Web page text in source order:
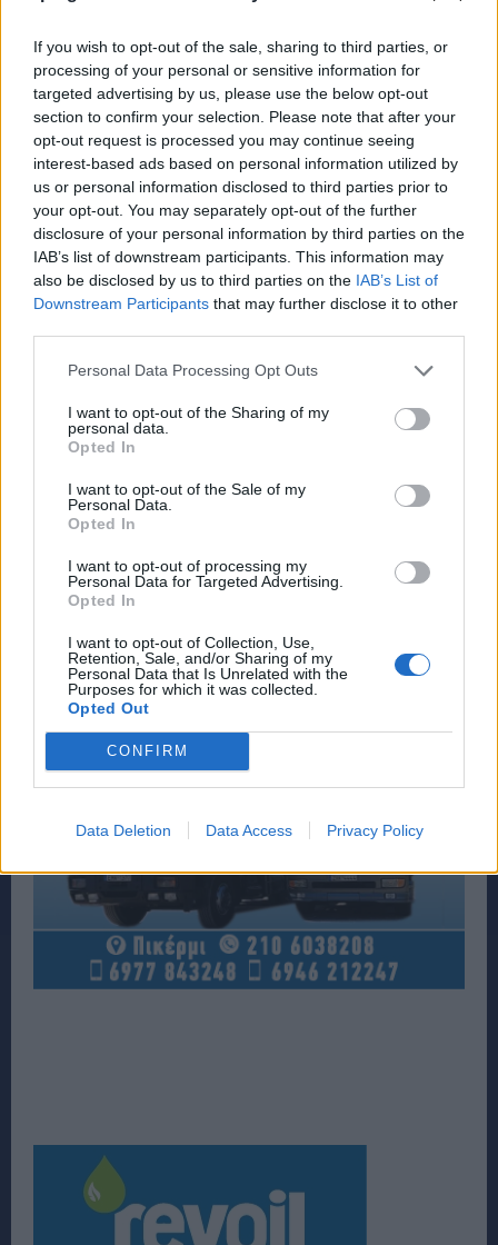
If you wish to opt-out of the sale, sharing to third parties, or
processing of your personal or sensitive information for
targeted advertising by us, please use the below opt-out
section to confirm your selection. Please note that after your
opt-out request is processed you may continue seeing
interest-based ads based on personal information utilized by
us or personal information disclosed to third parties prior to
your opt-out. You may separately opt-out of the further
disclosure of your personal information by third parties on the
IAB’s list of downstream participants. This information may
also be disclosed by us to third parties on the IAB’s List of
Downstream Participants that may further disclose it to other
Personal Data Processing Opt Outs
I want to opt-out of the Sharing of my
personal data.
Opted In
I want to opt-out of the Sale of my
Personal Data.
Opted In
I want to opt-out of processing my
Personal Data for Targeted Advertising.
Opted In
I want to opt-out of Collection, Use,
Retention, Sale, and/or Sharing of my
Personal Data that Is Unrelated with the
Purposes for which it was collected.
Opted Out
CONFIRM
Data Deletion Data Access Privacy Policy